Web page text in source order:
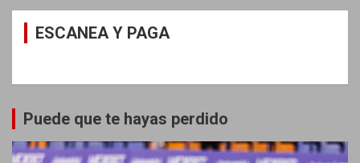
ESCANEA Y PAGA
Puede que te hayas perdido